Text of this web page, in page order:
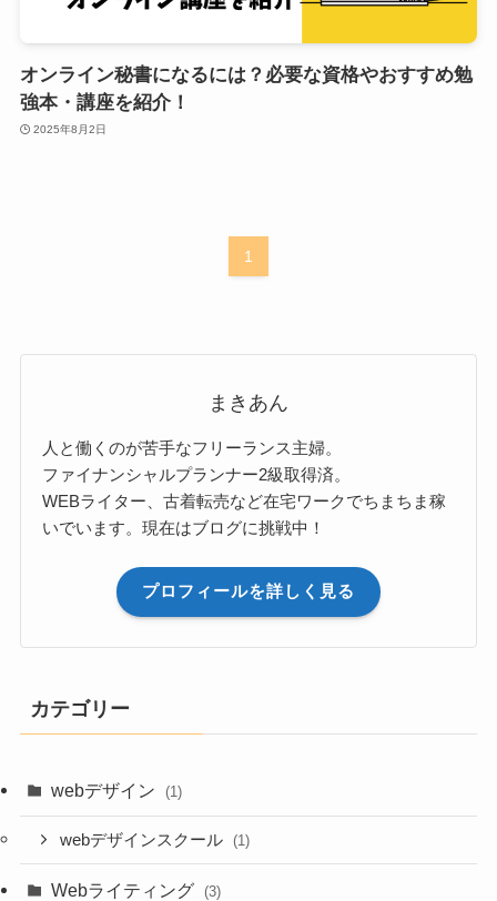
オンライン秘書になるには？必要な資格やおすすめ勉
強本・講座を紹介！
2025年8月2日
1
まきあん
人と働くのが苦手なフリーランス主婦。
ファイナンシャルプランナー2級取得済。
WEBライター、古着転売など在宅ワークでちまちま稼
いでいます。現在はブログに挑戦中！
プロフィールを詳しく見る
カテゴリー
webデザイン (1)
webデザインスクール (1)
Webライティング (3)